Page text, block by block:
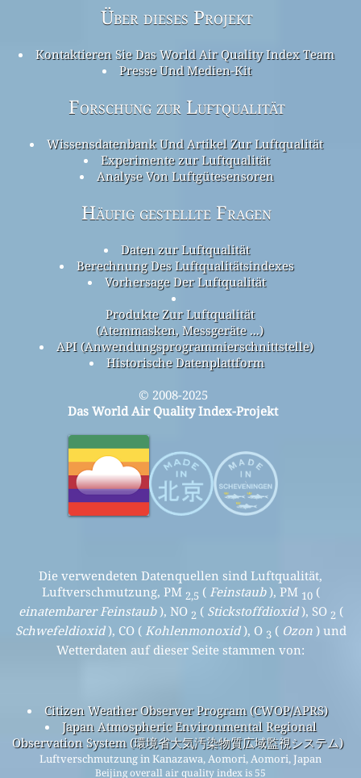
Über dieses Projekt
Kontaktieren Sie Das World Air Quality Index Team
Presse Und Medien-Kit
Forschung zur Luftqualität
Wissensdatenbank Und Artikel Zur Luftqualität
Experimente zur Luftqualität
Analyse Von Luftgütesensoren
Häufig gestellte Fragen
Daten zur Luftqualität
Berechnung Des Luftqualitätsindexes
Vorhersage Der Luftqualität
Produkte Zur Luftqualität
(Atemmasken, Messgeräte ...)
API (Anwendungsprogrammierschnittstelle)
Historische Datenplattform
© 2008-2025
Das World Air Quality Index-Projekt
Die verwendeten Datenquellen sind Luftqualität,
Luftverschmutzung, PM 2,5 ( Feinstaub), PM 10(
einatembarer Feinstaub), NO 2 ( Stickstoffdioxid), SO 2 (
Schwefeldioxid), CO ( Kohlenmonoxid), O 3 ( Ozon) und
Wetterdaten auf dieser Seite stammen von:
Citizen Weather Observer Program (CWOP/APRS)
Japan Atmospheric Environmental Regional
Observation System (環境省大気汚染物質広域監視システム)
Luftverschmutzung in Kanazawa, Aomori, Aomori, Japan
Beijing overall air quality index is 55